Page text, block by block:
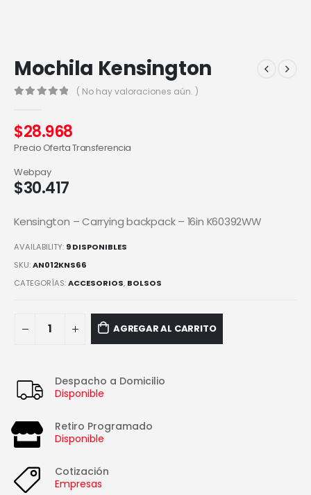
Mochila Kensington
( No hay valoraciones aún. )
$28.968
Precio Oferta Transferencia
$30.417
Webpay
Kensington – Carrying backpack – 16in K60392WW
AVAILABILITY: 9 DISPONIBLES
SKU:AN012KNS66
CATEGORÍAS:ACCESORIOS, BOLSOS
AGREGAR AL CARRITO
Despacho a Domicilio
Disponible
Retiro Programado
Disponible
Cotización
Empresas